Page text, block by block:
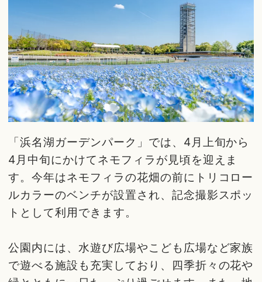
「浜名湖ガーデンパーク」では、4月上旬から
4月中旬にかけてネモフィラが見頃を迎えま
す。今年はネモフィラの花畑の前にトリコロー
ルカラーのベンチが設置され、記念撮影スポッ
トとして利用できます。
公園内には、水遊び広場やこども広場など家族
で遊べる施設も充実しており、四季折々の花や